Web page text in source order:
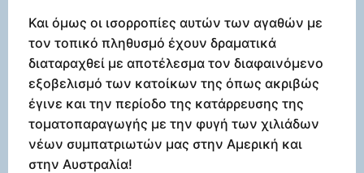
Και όμως οι ισορροπίες αυτών των αγαθών με
τον τοπικό πληθυσμό έχουν δραματικά
διαταραχθεί με αποτέλεσμα τον διαφαινόμενο
εξοβελισμό των κατοίκων της όπως ακριβώς
έγινε και την περίοδο της κατάρρευσης της
τοματοπαραγωγής με την φυγή των χιλιάδων
νέων συμπατριωτών μας στην Αμερική και
στην Αυστραλία!